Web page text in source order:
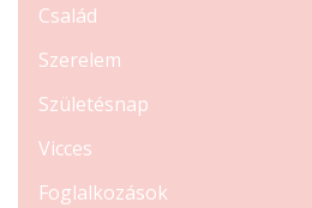
Család
Szerelem
Születésnap
Vicces
Foglalkozások